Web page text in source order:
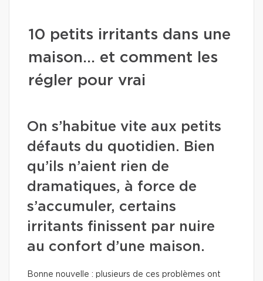
10 petits irritants dans une
maison… et comment les
régler pour vrai
On s’habitue vite aux petits
défauts du quotidien. Bien
qu’ils n’aient rien de
dramatiques, à force de
s’accumuler, certains
irritants finissent par nuire
au confort d’une maison.
Bonne nouvelle : plusieurs de ces problèmes ont